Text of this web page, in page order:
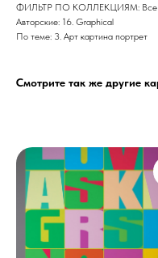
ФИЛЬТР ПО КОЛЛЕКЦИЯМ: Все
Авторские: 16. Graphical
По теме: 3. Арт картина портрет
Смотрите так же другие
Москва - производство
на холсте ( Москва,
Полимерная дом 8 \
18 | СБ 10-16 \
предварительной
Сочи - Производство
мебели (Доставка по